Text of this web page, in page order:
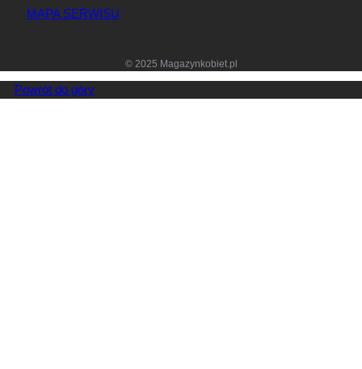
MAPA SERWISU
© 2025 Magazynkobiet.pl
Powrót do góry